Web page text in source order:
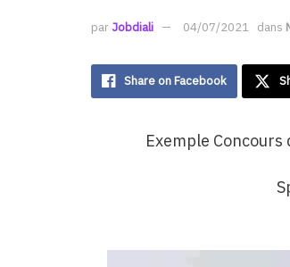
par Jobdiali 04/07/2021 dans
Share on Facebook
Exemple